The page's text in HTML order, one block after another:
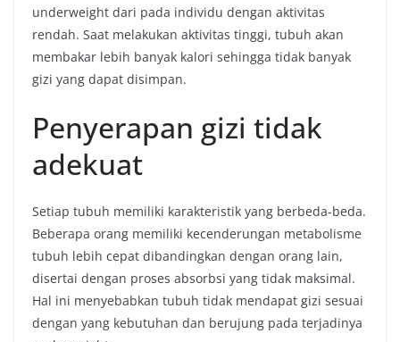
underweight dari pada individu dengan aktivitas
rendah. Saat melakukan aktivitas tinggi, tubuh akan
membakar lebih banyak kalori sehingga tidak banyak
gizi yang dapat disimpan.
Penyerapan gizi tidak
adekuat
Setiap tubuh memiliki karakteristik yang berbeda-beda.
Beberapa orang memiliki kecenderungan metabolisme
tubuh lebih cepat dibandingkan dengan orang lain,
disertai dengan proses absorbsi yang tidak maksimal.
Hal ini menyebabkan tubuh tidak mendapat gizi sesuai
dengan yang kebutuhan dan berujung pada terjadinya